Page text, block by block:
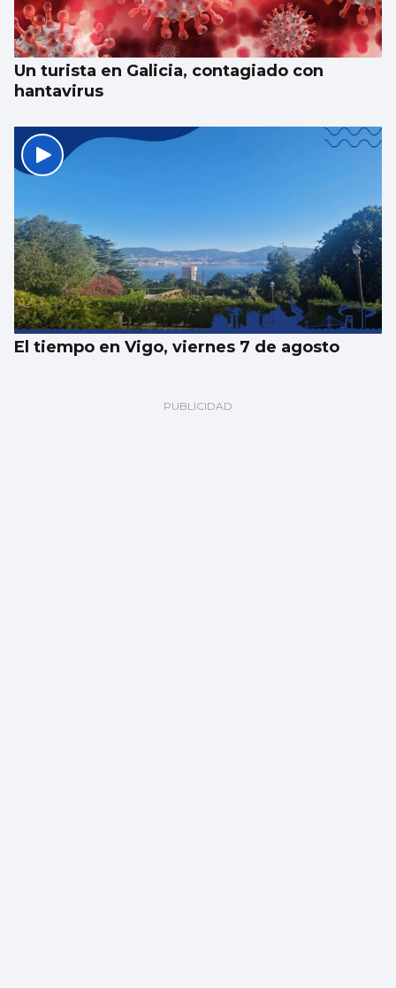
Un turista en Galicia, contagiado con
hantavirus
El tiempo en Vigo, viernes 7 de agosto